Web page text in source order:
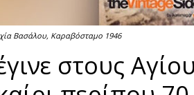
Βασάλου, Καραβόσταμο 1946
στους